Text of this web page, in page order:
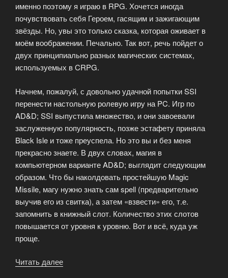
именно поэтому я играю в RPG. Хочется иногда
почувствовать себя Героем, гасящим и зажигающим
звёзды. Но, увы это только сказка, которая оживает в
моём воображении. Печально. Так вот, речь пойдет о
двух принципиально разных магических системах,
используемых в CRPG.
Начнем, пожалуй, с довольно удачной попытки SSI
перенести настольную ролевую игру на PC. Игр по
AD&D; SSI выпустила множество, и они завоевали
заслуженную популярность, позже эстафету приняла
Black Isle и тоже преуспела. Но это вы и без меня
прекрасно знаете. В двух словах, магия в
компьютерном варианте AD&D; выглядит следующим
образом. Что бы наколдовать простейшую Magic
Missile, магу нужно знать сам spell (предварительно
выучив его из свитка), а затем «взвести» его, т.е.
запомнить в книжный слот. Количество этих слотов
повышается от уровня к уровню. Вот и всё, куда уж
проще.
Читать далее